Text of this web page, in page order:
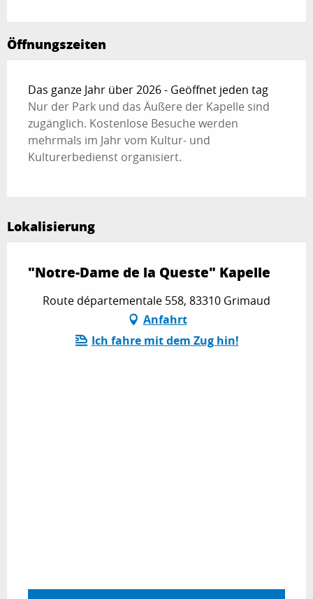
Öffnungszeiten
Das ganze Jahr über 2026 - Geöffnet jeden tag
Nur der Park und das Äußere der Kapelle sind
zugänglich. Kostenlose Besuche werden
mehrmals im Jahr vom Kultur- und
Kulturerbedienst organisiert.
Lokalisierung
"Notre-Dame de la Queste" Kapelle
Route départementale 558, 83310 Grimaud
Anfahrt
Ich fahre mit dem Zug hin!